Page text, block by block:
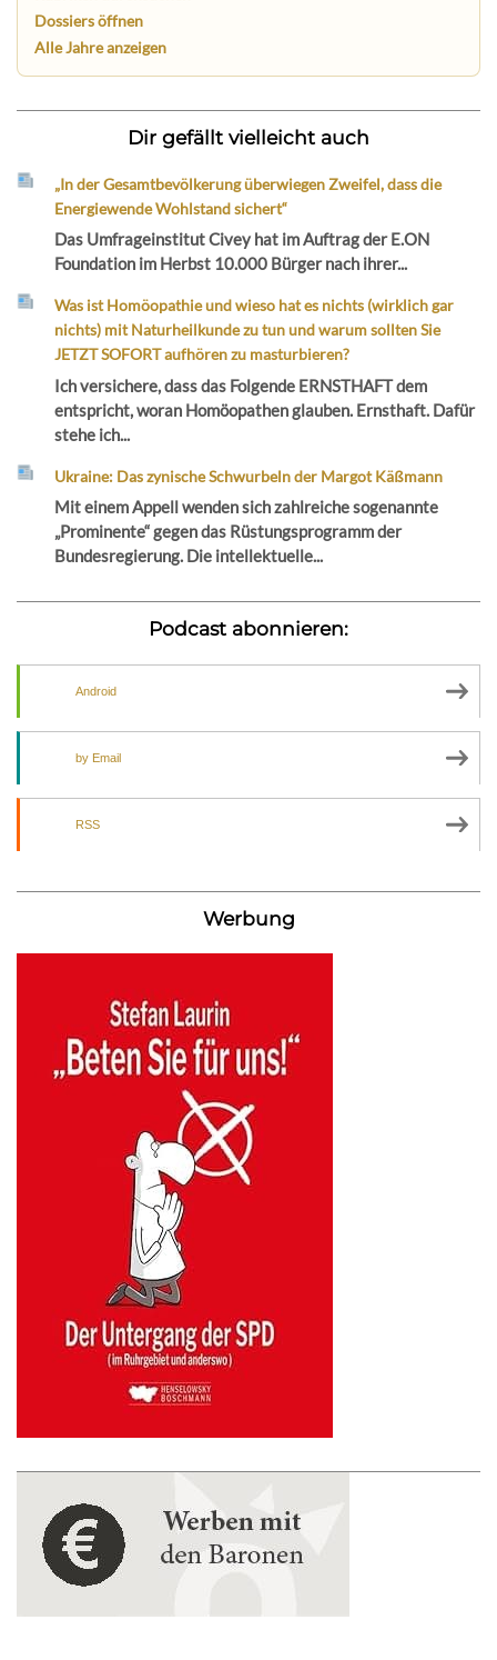
Dossiers öffnen
Alle Jahre anzeigen
Dir gefällt vielleicht auch
„In der Gesamtbevölkerung überwiegen Zweifel, dass die
Energiewende Wohlstand sichert“
Das Umfrageinstitut Civey hat im Auftrag der E.ON
Foundation im Herbst 10.000 Bürger nach ihrer...
Was ist Homöopathie und wieso hat es nichts (wirklich gar
nichts) mit Naturheilkunde zu tun und warum sollten Sie
JETZT SOFORT aufhören zu masturbieren?
Ich versichere, dass das Folgende ERNSTHAFT dem
entspricht, woran Homöopathen glauben. Ernsthaft. Dafür
stehe ich...
Ukraine: Das zynische Schwurbeln der Margot Käßmann
Mit einem Appell wenden sich zahlreiche sogenannte
„Prominente“ gegen das Rüstungsprogramm der
Bundesregierung. Die intellektuelle...
Podcast abonnieren:
Android
by Email
RSS
Werbung